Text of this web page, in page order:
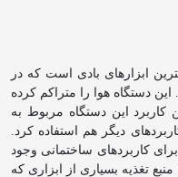
ابزارهای بادی است که در
دستگاه هوا را متراکم کرده
این دستگاه مربوط به
دیگر هم استفاده کرد.
کاربردهای ساختمانی وجود
تغذیه بسیاری از ابزاری که